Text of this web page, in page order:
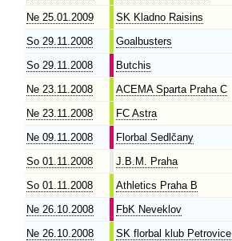
Ne 25.01.2009
SK Kladno Raisins
So 29.11.2008
Goalbusters
So 29.11.2008
Butchis
Ne 23.11.2008
ACEMA Sparta Praha C
Ne 23.11.2008
FC Astra
Ne 09.11.2008
Florbal Sedlčany
So 01.11.2008
J.B.M. Praha
So 01.11.2008
Athletics Praha B
Ne 26.10.2008
FbK Neveklov
Ne 26.10.2008
SK florbal klub Petrovice